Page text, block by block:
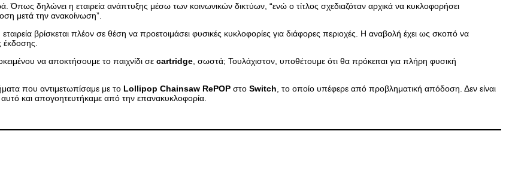
Όπως δηλώνει η εταιρεία ανάπτυξης μέσω των κοινωνικών δικτύων, “ενώ ο τίτλος σχεδιαζόταν αρχικά να κυκλοφορήσει
μετά την ανακοίνωση”.
βρίσκεται πλέον σε θέση να προετοιμάσει φυσικές κυκλοφορίες για διάφορες περιοχές. Η αναβολή έχει ως σκοπό να
έκδοσης.
να αποκτήσουμε το παιχνίδι σε cartridge , σωστά; Τουλάχιστον, υποθέτουμε ότι θα πρόκειται για πλήρη φυσική
που αντιμετωπίσαμε με το Lollipop Chainsaw RePOP στο Switch , το οποίο υπέφερε από προβληματική απόδοση. Δεν είναι
αυτό και απογοητευτήκαμε από την επανακυκλοφορία.